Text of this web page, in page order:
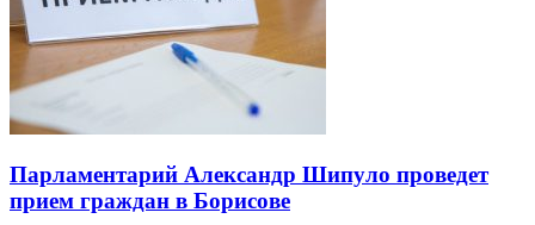
Парламентарий Александр Шипуло проведет
прием граждан в Борисове